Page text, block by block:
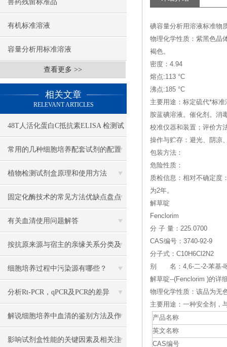
兽药残留标准品
有机标准溶液
容量分析用标准溶液
查看更多 >>
相关文章
RELEVANT ARTICLES
48T人活化蛋白C抵抗素ELISA 检测试
剂盒
常用的几种细胞培养配套试剂的配置
植物检测试剂盒原理和使用方法
固定化酶技术的常见方法优缺点盘点
有关血清使用问题解答
按抗原来源与宿主的亲缘关系分类及
其制备的方法
细胞培养过程中污染源有哪些？
分析Rt-PCR，qPCR及PCR的差异
解说细胞培养中血清的鉴别方法及作
用
影响试剂盒性能的关键因素及相关注
碘容量分析用溶液标准物
物理化学性质：紫黑色晶
褐色。
密度：4.94
熔点:113 °C
沸点:185 °C
主要用途：标定硫代*标
胺蓝碘溶液。催化剂。消
校准仪器和装置；评价方
操作与贮存：避光、阴凉
包装方法：
危险性质：
质检信息：相对不确定度
为2年。
解草啶
Fenclorim
分 子 量：225.0700
CAS编号：3740-92-9
分子式：C10H6Cl2N2
别 名：4,6-二-2-苯基-
解草啶--(Fenclorim )的详
物理化学性质：该品为无
主要用途：一种安全剂，
产品名称
英文名称
CAS编号